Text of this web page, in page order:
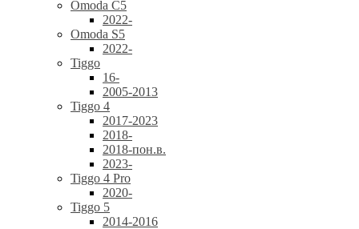
Omoda C5
2022-
Omoda S5
2022-
Tiggo
16-
2005-2013
Tiggo 4
2017-2023
2018-
2018-пон.в.
2023-
Tiggo 4 Pro
2020-
Tiggo 5
2014-2016